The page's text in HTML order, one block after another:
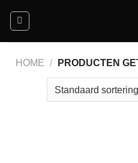
naar
HOME / PRODUCTEN